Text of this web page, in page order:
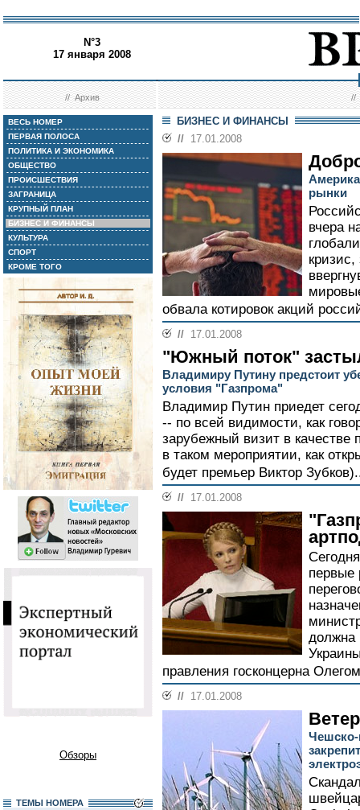
N°3
17 января 2008
//Архив //
ВЕСЬ НОМЕР
ПЕРВАЯ ПОЛОСА
ПОЛИТИКА И ЭКОНОМИКА
ОБЩЕСТВО
ПРОИСШЕСТВИЯ
ЗАГРАНИЦА
КРУПНЫЙ ПЛАН
БИЗНЕС И ФИНАНСЫ
КУЛЬТУРА
СПОРТ
КРОМЕ ТОГО
Обзоры
ТЕМЫ НОМЕРА
БИЗНЕС И ФИНАНСЫ
// 17.01.2008
рынки
вчера
обвала котировок акций
// 17.01.2008
"Южный поток"
Владимиру Путину предстоит
условия "Газпрома"
Владимир Путин приедет
-- по всей видимости, как
зарубежный визит в качестве
в таком мероприятии, как
будет премьер Виктор
// 17.01.2008
первые
должна
правления госконцерна
// 17.01.2008
Чешско-